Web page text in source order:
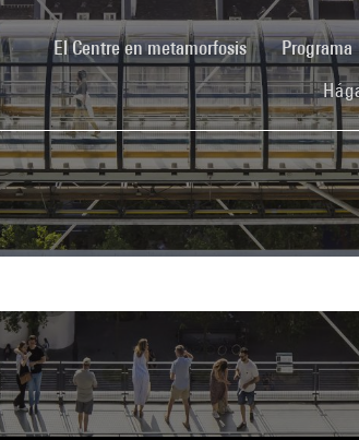
El Centre en metamorfosis(current)Programa